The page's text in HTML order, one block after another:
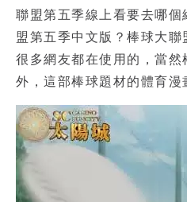
聯盟第五季線上看要去哪個
盟第五季中文版 ？ 棒球大聯
很多網友都在使用的，當然
外，這部棒球題材的體育漫